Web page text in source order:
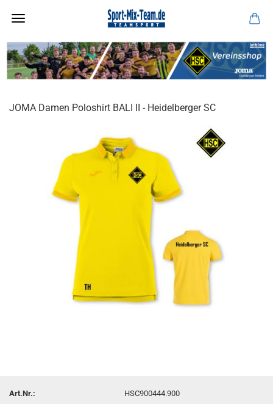
JOMA Damen Poloshirt BALI II - Heidelberger SC
Art.Nr.:
HSC900444.900